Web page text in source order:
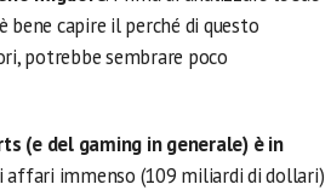
capire il perché di questo
potrebbe sembrare poco
(e del gaming in generale) è in
affari immenso (109 miliardi di dollari)